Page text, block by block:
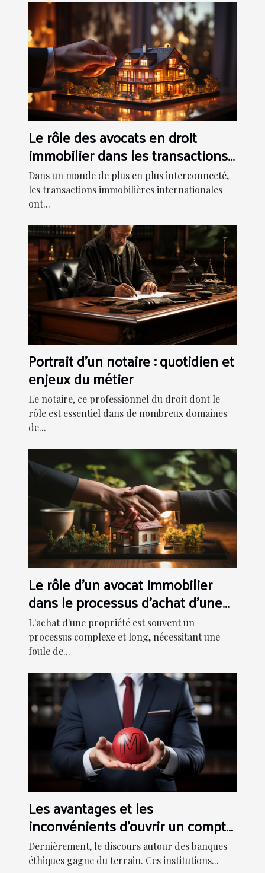
Le rôle des avocats en droit
immobilier dans les transactions
internationales
Dans un monde de plus en plus interconnecté,
les transactions immobilières internationales
ont...
Portrait d'un notaire : quotidien et
enjeux du métier
Le notaire, ce professionnel du droit dont le
rôle est essentiel dans de nombreux domaines
de...
Le rôle d'un avocat immobilier
dans le processus d'achat d'une
propriété
L'achat d'une propriété est souvent un
processus complexe et long, nécessitant une
foule de...
Les avantages et les
inconvénients d'ouvrir un compte
dans une banque éthique
Dernièrement, le discours autour des banques
éthiques gagne du terrain. Ces institutions...